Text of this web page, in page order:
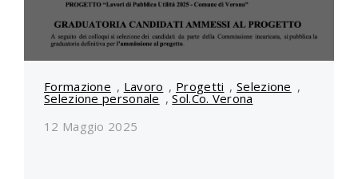
Formazione , Lavoro , Progetti ,Selezione ,
Selezione personale ,Sol.Co. Verona
12 Maggio 2025